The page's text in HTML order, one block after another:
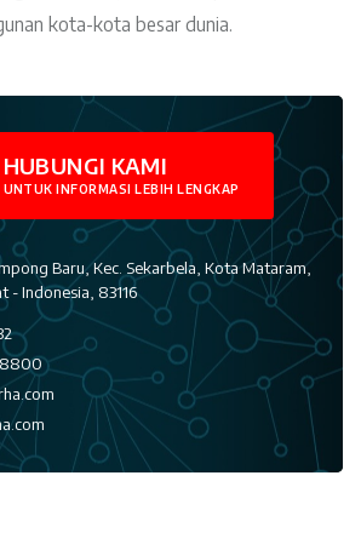
kota-kota besar dunia.
HUBUNGI KAMI
UNTUK INFORMASI LEBIH LENGKAP
Baru, Kec. Sekarbela, Kota Mataram,
- Indonesia, 83116
8800